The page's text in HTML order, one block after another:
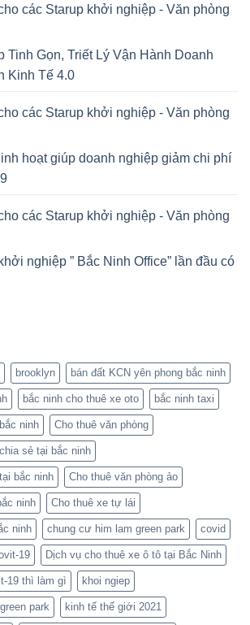
các Starup khởi nghiệp - Văn phòng
Tinh Gọn, Triết Lý Vận Hành Doanh
Kinh Tế 4.0
các Starup khởi nghiệp - Văn phòng
hoạt giúp doanh nghiệp giảm chi phí
các Starup khởi nghiệp - Văn phòng
nghiệp ” Bắc Ninh Office” lần đầu có
brooklyn bán đất KCN yên phong bắc ninh
bắc ninh cho thuê xe oto bắc ninh taxi
ninh Cho thuê văn phòng
sẻ tại bắc ninh
bắc ninh Cho thuê văn phòng ảo
ninh Cho thuê xe tự lái
ninh chung cư him lam green park covid
19 Dịch vụ cho thuê xe ô tô tại Bắc Ninh
19 thì làm gì khoi ngiep
park kinh tế thế giới 2021